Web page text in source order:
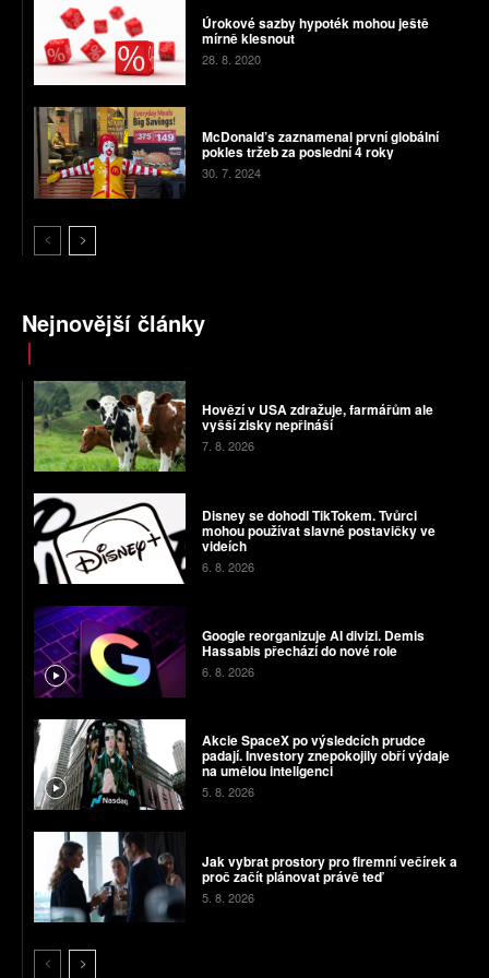
Úrokové sazby hypoték mohou ještě
mírně klesnout
28. 8. 2020
McDonald’s zaznamenal první globální
pokles tržeb za poslední 4 roky
30. 7. 2024
Nejnovější články
Hovězí v USA zdražuje, farmářům ale
vyšší zisky nepřináší
7. 8. 2026
Disney se dohodl TikTokem. Tvůrci
mohou používat slavné postavičky ve
videích
6. 8. 2026
Google reorganizuje AI divizi. Demis
Hassabis přechází do nové role
6. 8. 2026
Akcie SpaceX po výsledcích prudce
padají. Investory znepokojily obří výdaje
na umělou inteligenci
5. 8. 2026
Jak vybrat prostory pro firemní večírek a
proč začít plánovat právě teď
5. 8. 2026